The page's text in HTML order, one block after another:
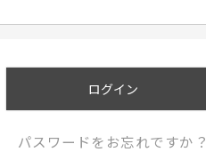
ログイン
パスワードをお忘れですか？